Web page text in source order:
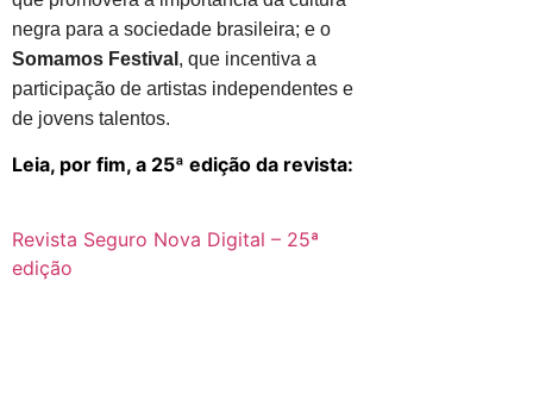
negra para a sociedade brasileira; e o
Somamos Festival , que incentiva a
participação de artistas independentes e
de jovens talentos.
Leia, por fim, a 25ª edição da revista:
Revista Seguro Nova Digital – 25ª
edição